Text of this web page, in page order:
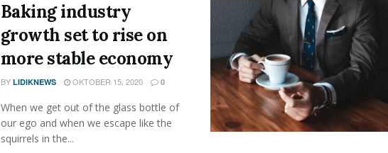
Baking industry
growth set to rise on
more stable economy
BY LIDIKNEWS OKTOBER 15, 2020 0
When we get out of the glass bottle of
our ego and when we escape like the
squirrels in the...